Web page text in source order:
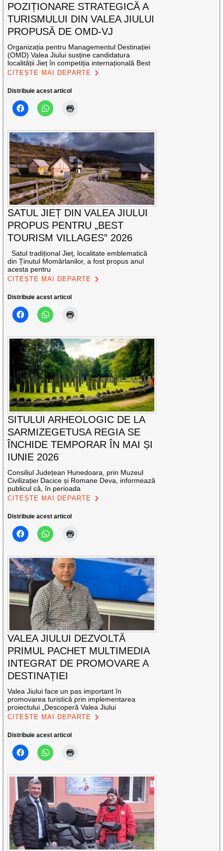
POZIȚIONARE STRATEGICĂ A
TURISMULUI DIN VALEA JIULUI
PROPUSĂ DE OMD-VJ
Organizația pentru Managementul Destinației
(OMD) Valea Jiului susține candidatura
localității Jieț în competiția internațională Best
CITEȘTE MAI DEPARTE
Distribuie acest articol
SATUL JIEȚ DIN VALEA JIULUI
PROPUS PENTRU „BEST
TOURISM VILLAGES” 2026
Satul tradițional Jieț, localitate emblematică
din Ținutul Momârlanilor, a fost propus anul
acesta pentru
CITEȘTE MAI DEPARTE
Distribuie acest articol
SITULUI ARHEOLOGIC DE LA
SARMIZEGETUSA REGIA SE
ÎNCHIDE TEMPORAR ÎN MAI ȘI
IUNIE 2026
Consiliul Județean Hunedoara, prin Muzeul
Civilizației Dacice și Romane Deva, informează
publicul că, în perioada
CITEȘTE MAI DEPARTE
Distribuie acest articol
VALEA JIULUI DEZVOLTĂ
PRIMUL PACHET MULTIMEDIA
INTEGRAT DE PROMOVARE A
DESTINAȚIEI
Valea Jiului face un pas important în
promovarea turistică prin implementarea
proiectului „Descoperă Valea Jiului
CITEȘTE MAI DEPARTE
Distribuie acest articol